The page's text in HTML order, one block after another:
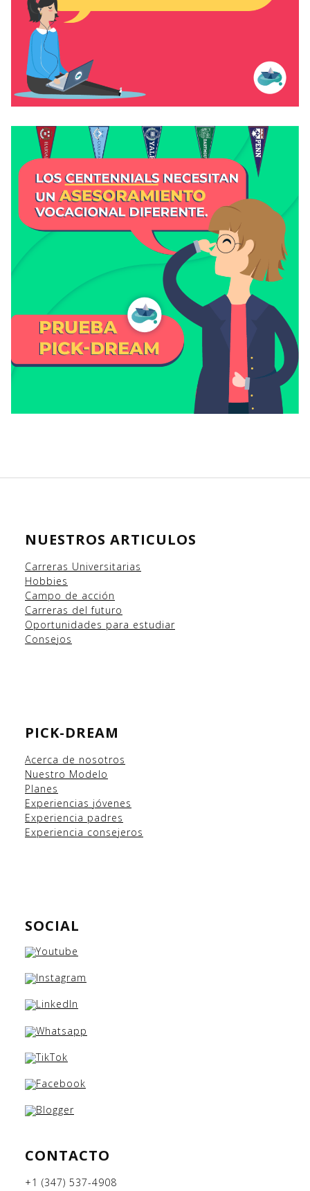
NUESTROS ARTICULOS
Carreras Universitarias
Hobbies
Campo de acción
Carreras del futuro
Oportunidades para estudiar
Consejos
PICK-DREAM
Acerca de nosotros
Nuestro Modelo
Planes
Experiencias jóvenes
Experiencia padres
Experiencia consejeros
SOCIAL
CONTACTO
+1 (347) 537-4908